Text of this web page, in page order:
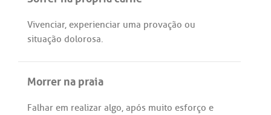
Vivenciar, experienciar uma provação ou
situação dolorosa.
Morrer na praia
Falhar em realizar algo, após muito esforço e